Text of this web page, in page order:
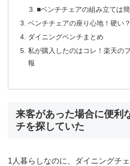
■ベンチチェアの組み立ては
ベンチチェアの座り心地！硬い
ダイニングベンチまとめ
私が購入したのはコレ！楽天の
報
来客があった場合に便利
チを探していた
1人暮らしなのに、ダイニングチ